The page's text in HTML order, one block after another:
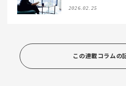
そ！
2026.02.25
この連載コラムの